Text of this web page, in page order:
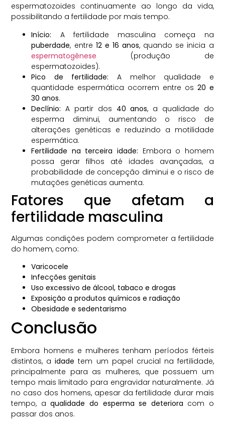
espermatozoides continuamente ao longo da vida,
possibilitando a fertilidade por mais tempo.
Início: A fertilidade masculina começa na
puberdade, entre 12 e 16 anos, quando se inicia a
espermatogênese
(produção de
espermatozoides).
Pico de fertilidade: A melhor qualidade e
quantidade espermática ocorrem entre os 20 e
30 anos.
Declínio: A partir dos 40 anos, a qualidade do
esperma diminui, aumentando o risco de
alterações genéticas e reduzindo a motilidade
espermática.
Fertilidade na terceira idade: Embora o homem
possa gerar filhos até idades avançadas, a
probabilidade de concepção diminui e o risco de
mutações genéticas aumenta.
Fatores que afetam a
fertilidade masculina
Algumas condições podem comprometer a fertilidade
do homem, como:
Varicocele
Infecções genitais
Uso excessivo de álcool, tabaco e drogas
Exposição a produtos químicos e radiação
Obesidade e sedentarismo
Conclusão
Embora homens e mulheres tenham períodos férteis
distintos, aidade tem um papel crucial na fertilidade,
principalmente para as mulheres, que possuem um
tempo mais limitado para engravidar naturalmente. Já
no caso dos homens, apesar da fertilidade durar mais
tempo, aqualidade do esperma se deteriora com o
passar dos anos.